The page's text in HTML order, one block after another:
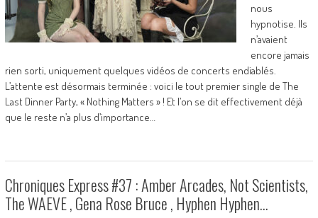
nous
hypnotise. Ils
n’avaient
encore jamais
rien sorti, uniquement quelques vidéos de concerts endiablés.
L’attente est désormais terminée : voici le tout premier single de The
Last Dinner Party, « Nothing Matters » ! Et l’on se dit effectivement déjà
que le reste n’a plus d’importance…
Chroniques Express #37 : Amber Arcades, Not Scientists,
The WAEVE , Gena Rose Bruce , Hyphen Hyphen…